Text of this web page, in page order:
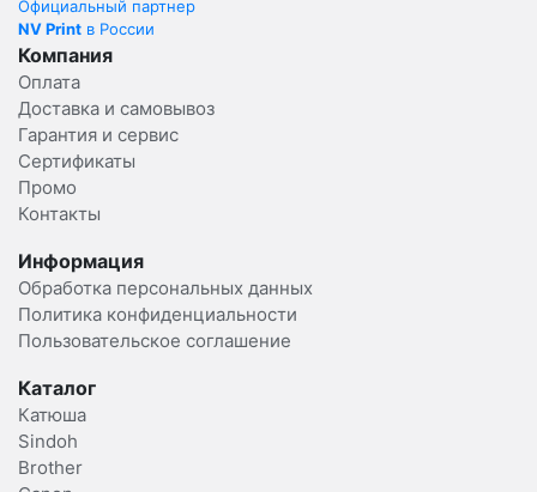
Официальный партнер
NV Print в России
Компания
Оплата
Доставка и самовывоз
Гарантия и сервис
Сертификаты
Промо
Контакты
Информация
Обработка персональных данных
Политика конфиденциальности
Пользовательское соглашение
Каталог
Катюша
Sindoh
Brother